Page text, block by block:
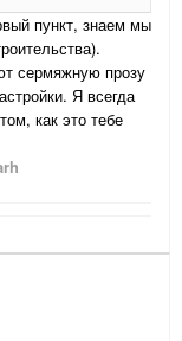
пункт, знаем мы
сермяжную прозу
Я всегда
как это тебе